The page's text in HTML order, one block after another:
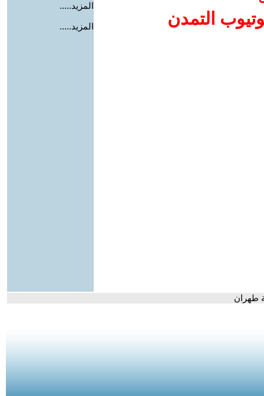
التمدن
المزيد.....
المزيد.....
طهران